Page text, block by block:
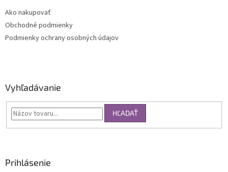
Ako nakupovať
Obchodné podmienky
Podmienky ochrany osobných údajov
Vyhľadávanie
HĽADAŤ
Prihlásenie